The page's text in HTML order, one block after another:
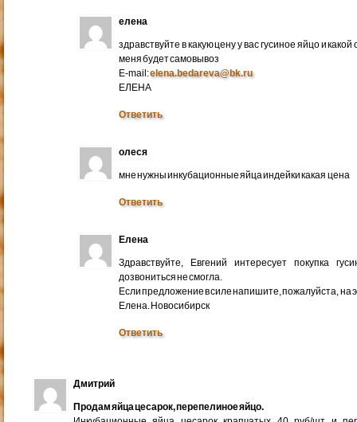
елена
здравствуйте в какую цену у вас гусиное яйцо и
меня будет самовывоз
E-mail:elena.bedareva@bk.ru
ЕЛЕНА
Ответить
олеся
мне нужны инкубационные яйца индейки какая цена
Ответить
Елена
Здравствуйте, Евгений интересует покупка
дозвониться не смогла.
Если предложение в силе напишите, пожалуйста, на
Елена. Новосибирск
Ответить
Дмитрий
Продам яйца цесарок, перепелиное яйцо.